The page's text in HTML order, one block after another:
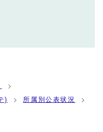
)
所属別公表状況